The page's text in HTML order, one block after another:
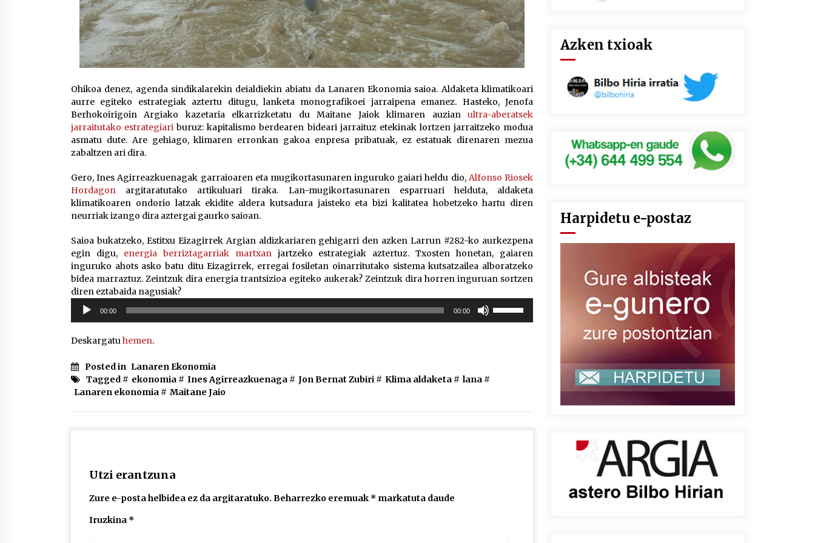
Ohikoa denez, agenda sindikalarekin deialdiekin abiatu da Lanaren Ekonomia saioa. Aldaketa klimatikoari
aurre egiteko estrategiak aztertu ditugu, lanketa monografikoei jarraipena emanez. Hasteko, Jenofa
Berhokoirigoin Argiako kazetaria elkarrizketatu du Maitane Jaiok klimaren auzian ultra-aberatsek
jarraitutako estrategiariburuz: kapitalismo berdearen bideari jarraituz etekinak lortzen jarraitzeko modua
asmatu dute. Are gehiago, klimaren erronkan gakoa enpresa pribatuak, ez estatuak direnaren mezua
zabaltzen ari dira.
Gero, Ines Agirreazkuenagak garraioaren eta mugikortasunaren inguruko gaiari heldu dio, Alfonso Riosek
Hordagon argitaratutako artikuluari tiraka. Lan-mugikortasunaren esparruari helduta, aldaketa
klimatikoaren ondorio latzak ekidite aldera kutsadura jaisteko eta bizi kalitatea hobetzeko hartu diren
neurriak izango dira aztergai gaurko saioan.
Saioa bukatzeko, Estitxu Eizagirrek Argian aldizkariaren gehigarri den azken Larrun #282-ko aurkezpena
egin digu, energia berriztagarriak martxanjartzeko estrategiak aztertuz. Txosten honetan, gaiaren
inguruko ahots asko batu ditu Eizagirrek, erregai fosiletan oinarritutako sistema kutsatzailea alboratzeko
bidea marraztuz. Zeintzuk dira energia trantsizioa egiteko aukerak? Zeintzuk dira horren inguruan sortzen
diren eztabaida nagusiak?
Soinu
erreproduzigailua
00:00 00:00
Deskargatuhemen.
Posted in Lanaren Ekonomia
Tagged # ekonomia # Ines Agirreazkuenaga # Jon Bernat Zubiri # Klima aldaketa # lana #
Lanaren ekonomia # Maitane Jaio
Utzi erantzuna
Zure e-posta helbidea ez da argitaratuko. Beharrezko eremuak * markatuta daude
Iruzkina *
Azken txioak
Harpidetu e-postaz